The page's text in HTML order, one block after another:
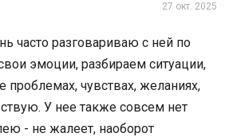
27 окт. 2025
часто разговариваю с ней по
эмоции, разбираем ситуации,
чувствах, желаниях,
У нее также совсем нет
- не жалеет, наоборот